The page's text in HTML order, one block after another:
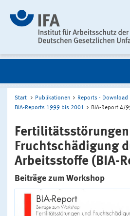
Start Publikationen
Reports - Download
BIA-Reports 1999 bis 2001
BIA-Report 4/
Fruchtschädigung
Arbeitsstoffe (BIA-
Beiträge zum Workshop